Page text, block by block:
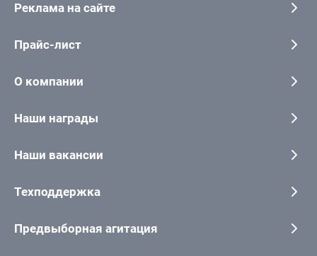
Реклама на сайте
Прайс-лист
О компании
Наши награды
Наши вакансии
Техподдержка
Предвыборная агитация